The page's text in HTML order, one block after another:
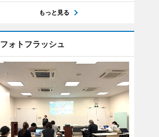
もっと見る
フォトフラッシュ